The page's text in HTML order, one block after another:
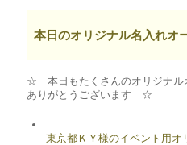
本日のオリジナル名入れオ
☆ 本日もたくさんのオリジナル
ありがとうございます ☆
東京都ＫＹ様のイベント用オ